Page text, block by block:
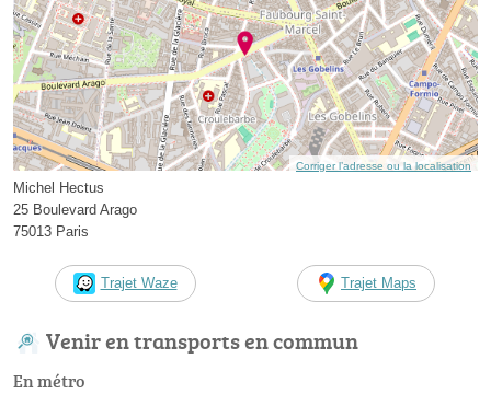
Corriger l’adresse ou la localisation
Michel Hectus
25 Boulevard Arago
75013 Paris
Trajet Waze Trajet Maps
Venir en transports en commun
En métro